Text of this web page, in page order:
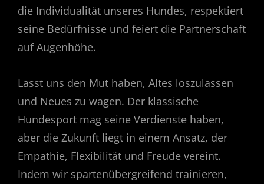
die Individualität unseres Hundes, respektiert
seine Bedürfnisse und feiert die Partnerschaft
auf Augenhöhe.
Lasst uns den Mut haben, Altes loszulassen
und Neues zu wagen. Der klassische
Hundesport mag seine Verdienste haben,
aber die Zukunft liegt in einem Ansatz, der
Empathie, Flexibilität und Freude vereint.
Indem wir spartenübergreifend trainieren,